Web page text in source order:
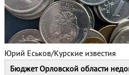
Юрий Еськов/Курские известия
Бюджет Орловской области